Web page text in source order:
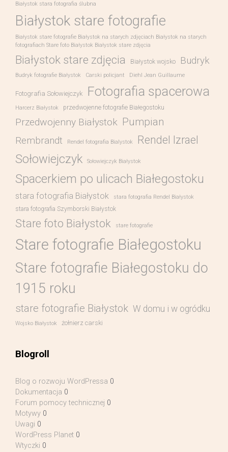
Białystok stara fotografia ślubna
Białystok stare fotografie
Białystok stare fotografie Białystok na starych zdjęciach Białystok na starych
fotografiach Stare foto Białystok Białystok stare zdjęcia
Białystok stare zdjęcia Białystok wojsko Budryk
Budryk fotografie Białystok Carski policjant Diehl Jean Guillaume
Fotografia Sołowiejczyk Fotografia spacerowa
Harcerz Białystok przedwojenne fotografie Białegostoku
Przedwojenny Białystok Pumpian
Rembrandt Rendel fotografia Bialystok Rendel Izrael
Sołowiejczyk Sołowiejczyk Białystok
Spacerkiem po ulicach Białegostoku
stara fotografia Białystok stara fotografia Rendel Białystok
stara fotografia Szymborski Białystok
Stare foto Białystok stare fotografie
Stare fotografie Białegostoku
Stare fotografie Białegostoku do
1915 roku
stare fotografie Białystok W domu i w ogródku
Wojsko Białystok żołnierz carski
Blogroll
Blog o rozwoju WordPressa 0
Dokumentacja 0
Forum pomocy technicznej 0
Motywy 0
Uwagi 0
WordPress Planet 0
Wtyczki 0